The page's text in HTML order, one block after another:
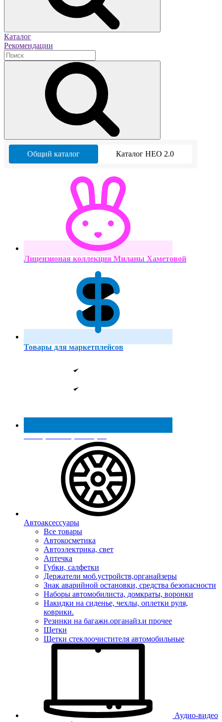
Каталог
Рекомендации
Общий каталог Каталог НЕО 2.0
Лицензионая коллекция Миланы Хаметовой
Товары для маркетплейсов
Реестр МинПромТорга
Автоаксессуары
Все товары
Автокосметика
Автоэлектрика, свет
Аптечка
Губки, салфетки
Держатели моб.устройств,органайзеры
Знак аварийной остановки, средства безопасности
Наборы автомобилиста, домкраты, воронки
Накидки на сиденье, чехлы, оплетки руля,
коврики.
Резинки на багажн.органайз.и прочее
Щетки
Щетки стеклоочистителя автомобильные
Аудио-видео